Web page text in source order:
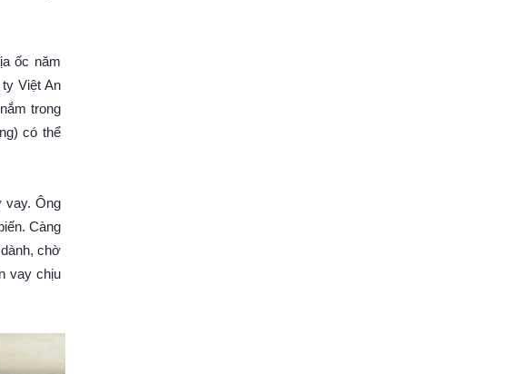
ốc năm
Việt An
trong
có thể
vay. Ông
Càng
chờ
vay chịu